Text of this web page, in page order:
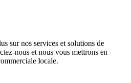
sur nos services et solutions de
nous et nous vous mettrons en
locale.